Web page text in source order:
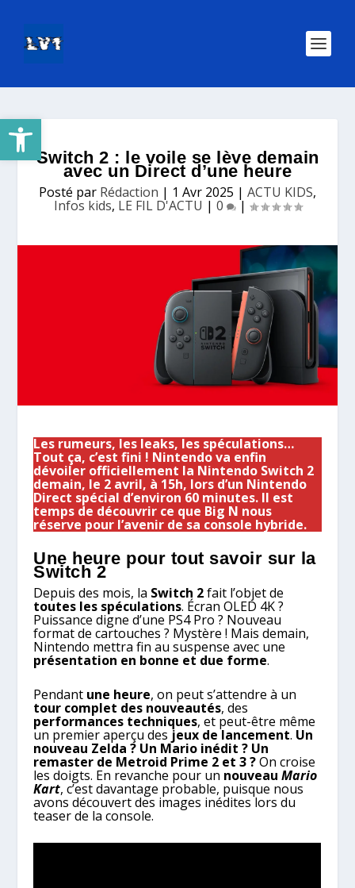
Ouvrir la barre d’outils
Switch 2 : le voile se lève demain
avec un Direct d’une heure
Posté par Rédaction | 1 Avr 2025 | ACTU KIDS,
Infos kids, LE FIL D'ACTU | 0 |
Les rumeurs, les leaks, les spéculations…
Tout ça, c’est fini ! Nintendo va enfin
dévoiler officiellement la Nintendo Switch 2
demain, le 2 avril, à 15h, lors d’un Nintendo
Direct spécial d’environ 60 minutes. Il est
temps de découvrir ce que Big N nous
réserve pour l’avenir de sa console hybride.
Une heure pour tout savoir sur la
Switch 2
Depuis des mois, la Switch 2fait l’objet de
toutes les spéculations. Écran OLED 4K ?
Puissance digne d’une PS4 Pro ? Nouveau
format de cartouches ? Mystère ! Mais demain,
Nintendo mettra fin au suspense avec une
présentation en bonne et due forme.
Pendant une heure, on peut s’attendre à un
tour complet des nouveautés, des
performances techniques, et peut-être même
un premier aperçu des jeux de lancement. Un
nouveau Zelda ? Un Mario inédit ? Un
remaster de Metroid Prime 2 et 3 ?On croise
les doigts. En revanche pour un nouveauMario
Kart, c’est davantage probable, puisque nous
avons découvert des images inédites lors du
teaser de la console.